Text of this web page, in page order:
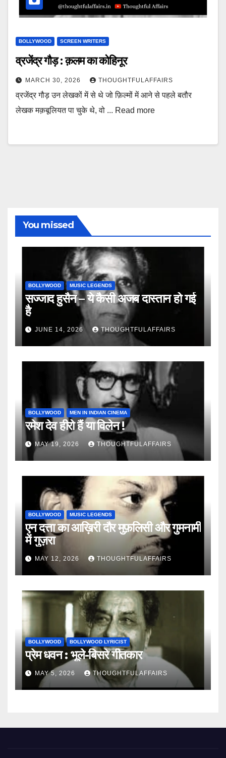
BOLLYWOOD SCREEN WRITERS
व्रजेंद्र गौड़ : क़लम का कोहिनूर
MARCH 30, 2026 THOUGHTFULAFFAIRS
व्रजेंद्र गौड़ उन लेखकों में से थे जो फ़िल्मों में आने से पहले बतौर
लेखक मक़बूलियत पा चुके थे, वो ... Read more
You missed
BOLLYWOOD MUSIC LEGENDS
सज्जाद हुसैन – ये कैसी अजब दास्तान हो गई
है
JUNE 14, 2026 THOUGHTFULAFFAIRS
BOLLYWOOD MEN IN INDIAN CINEMA
रमेश देव हीरो हैं या विलेन !
MAY 19, 2026 THOUGHTFULAFFAIRS
BOLLYWOOD MUSIC LEGENDS
एन दत्ता का आख़िरी दौर मुफ़लिसी और गुमनामी
में गुज़रा
MAY 12, 2026 THOUGHTFULAFFAIRS
BOLLYWOOD BOLLYWOOD LYRICIST
प्रेम धवन : भूले-बिसरे गीतकार
MAY 5, 2026 THOUGHTFULAFFAIRS